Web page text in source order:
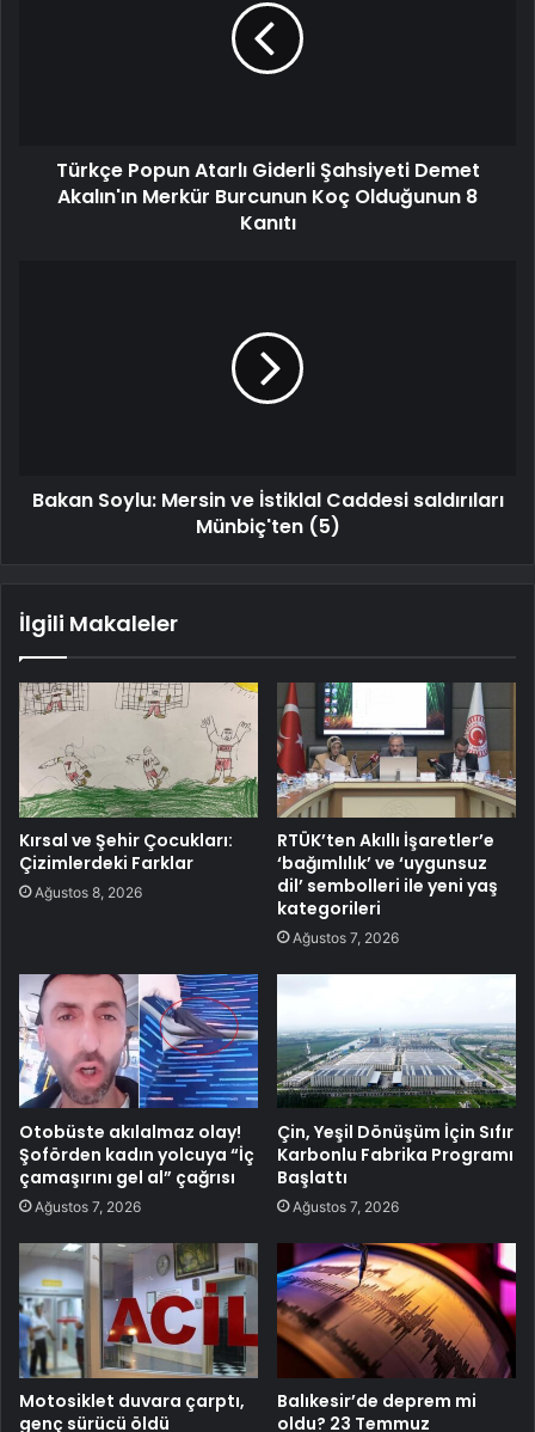
Türkçe Popun Atarlı Giderli Şahsiyeti Demet
Akalın'ın Merkür Burcunun Koç Olduğunun 8
Kanıtı
Bakan Soylu: Mersin ve İstiklal Caddesi saldırıları
Münbiç'ten (5)
İlgili Makaleler
Kırsal ve Şehir Çocukları:
Çizimlerdeki Farklar
Ağustos 8, 2026
RTÜK’ten Akıllı İşaretler’e
‘bağımlılık’ ve ‘uygunsuz
dil’ sembolleri ile yeni yaş
kategorileri
Ağustos 7, 2026
Otobüste akılalmaz olay!
Şoförden kadın yolcuya “İç
çamaşırını gel al” çağrısı
Ağustos 7, 2026
Çin, Yeşil Dönüşüm İçin Sıfır
Karbonlu Fabrika Programı
Başlattı
Ağustos 7, 2026
Motosiklet duvara çarptı,
genç sürücü öldü
Balıkesir’de deprem mi
oldu? 23 Temmuz